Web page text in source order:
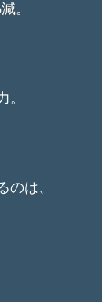
。
。
のは、